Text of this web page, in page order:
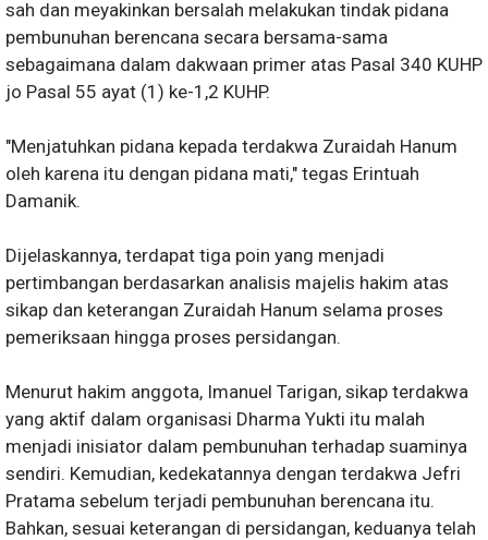
sah dan meyakinkan bersalah melakukan tindak pidana
pembunuhan berencana secara bersama-sama
sebagaimana dalam dakwaan primer atas Pasal 340 KUHP
jo Pasal 55 ayat (1) ke-1,2 KUHP.
"Menjatuhkan pidana kepada terdakwa Zuraidah Hanum
oleh karena itu dengan pidana mati," tegas Erintuah
Damanik.
Dijelaskannya, terdapat tiga poin yang menjadi
pertimbangan berdasarkan analisis majelis hakim atas
sikap dan keterangan Zuraidah Hanum selama proses
pemeriksaan hingga proses persidangan.
Menurut hakim anggota, Imanuel Tarigan, sikap terdakwa
yang aktif dalam organisasi Dharma Yukti itu malah
menjadi inisiator dalam pembunuhan terhadap suaminya
sendiri. Kemudian, kedekatannya dengan terdakwa Jefri
Pratama sebelum terjadi pembunuhan berencana itu.
Bahkan, sesuai keterangan di persidangan, keduanya telah